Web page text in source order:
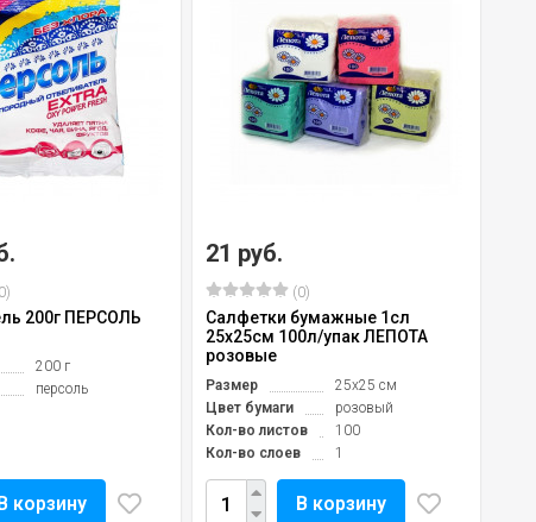
200г ПЕРСОЛЬ
200 г
персоль
корзину
21 руб.
(0)
Салфетки бумажные 1сл
25х25см 100л/упак ЛЕПОТА
розовые
Размер
25х25 см
Цвет бумаги
розовый
Кол-во листов
100
Кол-во слоев
1
В корзину